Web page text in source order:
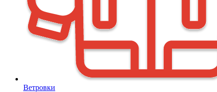
Ветровки